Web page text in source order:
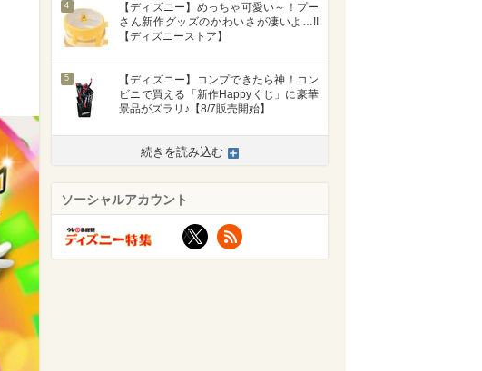
4
【ディズニー】めっちゃ可愛い～！プー
さん新作グッズのかわいさが凄いよ…!!
【ディズニーストア】
5
【ディズニー】コンプできたら神！コン
ビニで買える「新作Happyくじ」に豪華
景品がズラリ♪【8/7販売開始】
続きを読み込む
ソーシャルアカウント
X